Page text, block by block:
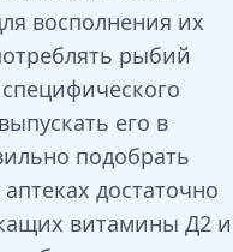
восполнения их
рыбий
его в
подобрать
достаточно
витамины Д2 и